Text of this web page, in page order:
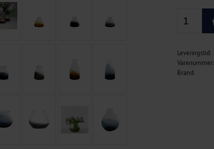
Leveringstid:
Varenummer:
Brand: